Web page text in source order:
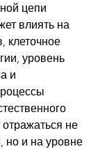
цепи
влиять на
клеточное
уровень
и
не
но и на уровне